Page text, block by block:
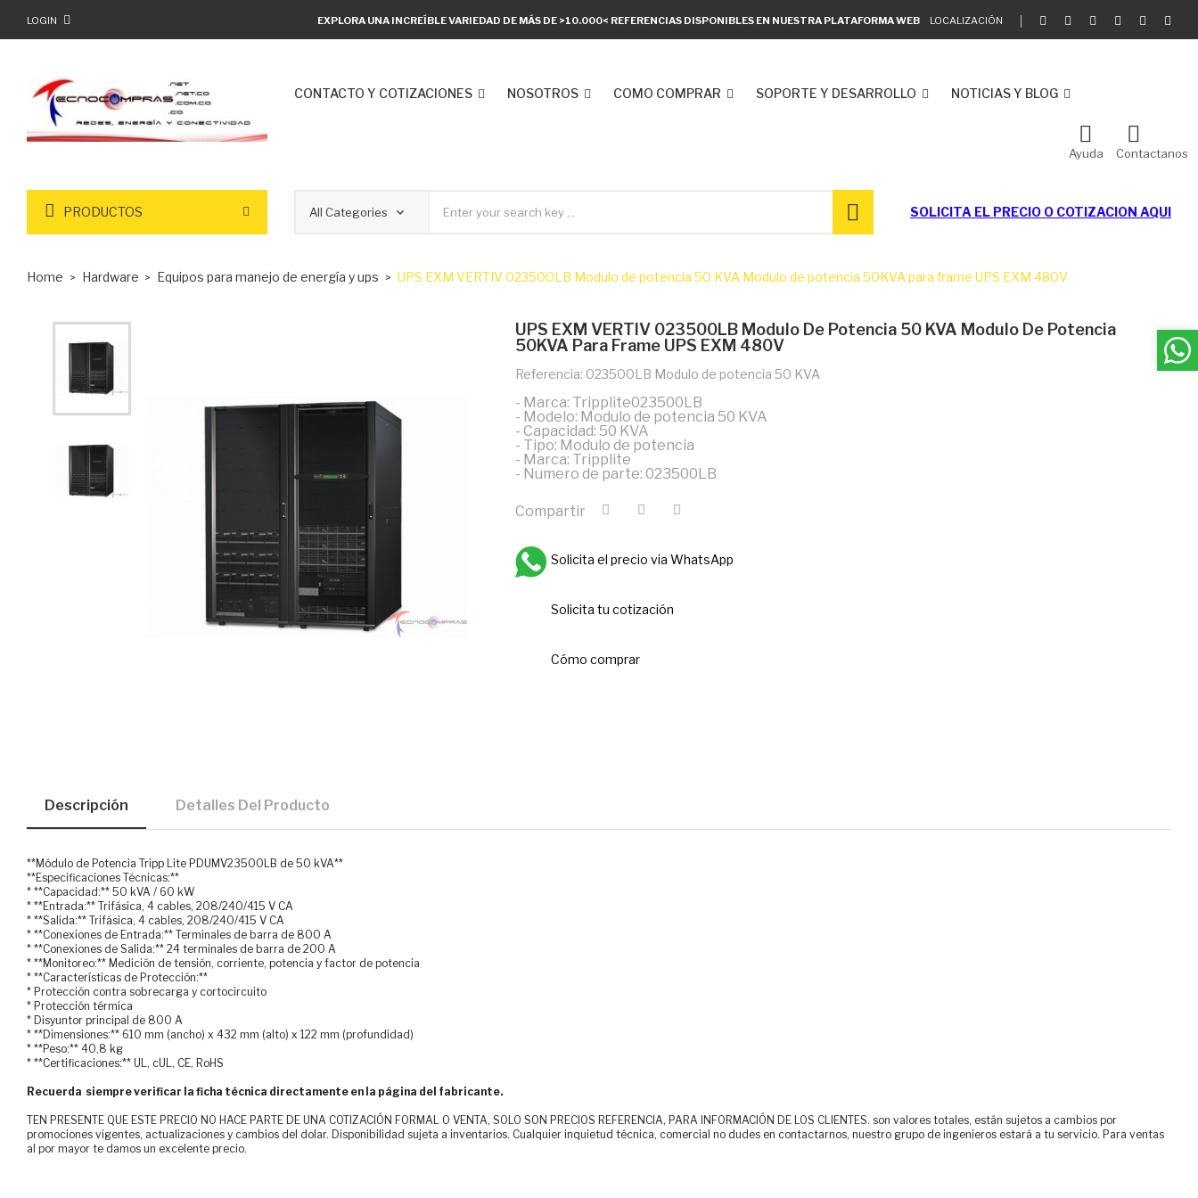
EXPLORA UNA INCREÍBLE VARIEDAD DE MÁS DE >10.000< REFERENCIAS DISPONIBLES EN NUESTRA PLATAFORMA WEB LOCALIZACIÓN
LOGIN
CONTACTO Y COTIZACIONES NOSOTROS COMO COMPRAR SOPORTE Y DESARROLLO NOTICIAS Y BLOG
Ayuda Contactanos
PRODUCTOS SOLICITA EL PRECIO O COTIZACION AQUI
Home Hardware Equipos para manejo de energía y ups UPS EXM VERTIV 023500LB Modulo de potencia 50 KVA Modulo de potencia 50KVA para frame UPS EXM 480V
UPS EXM VERTIV 023500LB Modulo De Potencia 50 KVA Modulo De Potencia
50KVA Para Frame UPS EXM 480V
Referencia: 023500LB Modulo de potencia 50 KVA
- Marca: Tripplite023500LB
- Modelo: Modulo de potencia 50 KVA
- Capacidad: 50 KVA
- Tipo: Modulo de potencia
- Marca: Tripplite
- Numero de parte: 023500LB
Compartir
Solicita el precio via WhatsApp
Solicita tu cotización
Cómo comprar
Descripción Detalles Del Producto
**Módulo de Potencia Tripp Lite PDUMV23500LB de 50 kVA**
**Especificaciones Técnicas:**
* **Capacidad:** 50 kVA / 60 kW
* **Entrada:** Trifásica, 4 cables, 208/240/415 V CA
* **Salida:** Trifásica, 4 cables, 208/240/415 V CA
* **Conexiones de Entrada:** Terminales de barra de 800 A
* **Conexiones de Salida:** 24 terminales de barra de 200 A
* **Monitoreo:** Medición de tensión, corriente, potencia y factor de potencia
* **Características de Protección:**
* Protección contra sobrecarga y cortocircuito
* Protección térmica
* Disyuntor principal de 800 A
* **Dimensiones:** 610 mm (ancho) x 432 mm (alto) x 122 mm (profundidad)
* **Peso:** 40,8 kg
* **Certificaciones:** UL, cUL, CE, RoHS
Recuerda siempre verificar la ficha técnica directamente en la página del fabricante.
TEN PRESENTE QUE ESTE PRECIO NO HACE PARTE DE UNA COTIZACIÓN FORMAL O VENTA, SOLO SON PRECIOS REFERENCIA, PARA INFORMACIÓN DE LOS CLIENTES. son valores totales, están sujetos a cambios por
promociones vigentes, actualizaciones y cambios del dolar. Disponibilidad sujeta a inventarios. Cualquier inquietud técnica, comercial no dudes en contactarnos, nuestro grupo de ingenieros estará a tu servicio. Para ventas
al por mayor te damos un excelente precio.